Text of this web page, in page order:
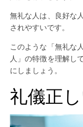
無礼な人は、良好な
されやすいです。
このような「無礼な
人」の特徴を理解し
にしましょう。
礼儀正